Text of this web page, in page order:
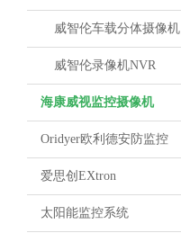
威智伦车载分体摄像机
威智伦录像机NVR
海康威视监控摄像机
Oridyer欧利德安防监控
爱思创EXtron
太阳能监控系统